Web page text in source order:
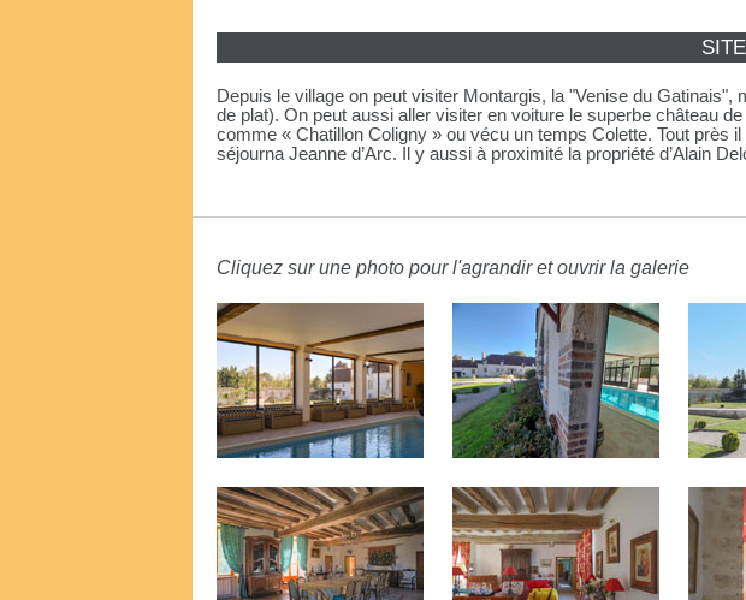
Depuis le village on peut visiter Montargis, la "Venise du
de plat). On peut aussi aller visiter en voiture le superbe château
comme « Chatillon Coligny » ou vécu un temps Colette. Tout près
séjourna Jeanne d’Arc. Il y aussi à proximité la propriété d’Alain
Cliquez sur une photo pour l'agrandir et ouvrir la galerie